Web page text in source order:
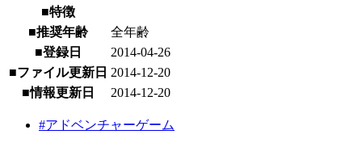
■特徴
■推奨年齢
全年齢
■登録日
2014-04-26
■ファイル更新日 2014-12-20
■情報更新日
2014-12-20
#アドベンチャーゲーム